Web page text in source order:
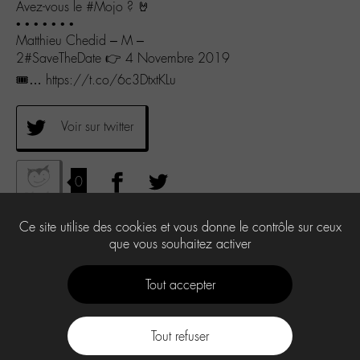
Avez-vous le #Mojo ? 🤘
• • • • • • •
Matthieu Chedid – M –
2#SaveTheDate 👉 4 Novembre 2019
🎟… https://t.co/6c3DtxtKLu
Voir sur twitter
0
Ce site utilise des cookies et vous donne le contrôle sur ceux
que vous souhaitez activer
Tout accepter
Tout refuser